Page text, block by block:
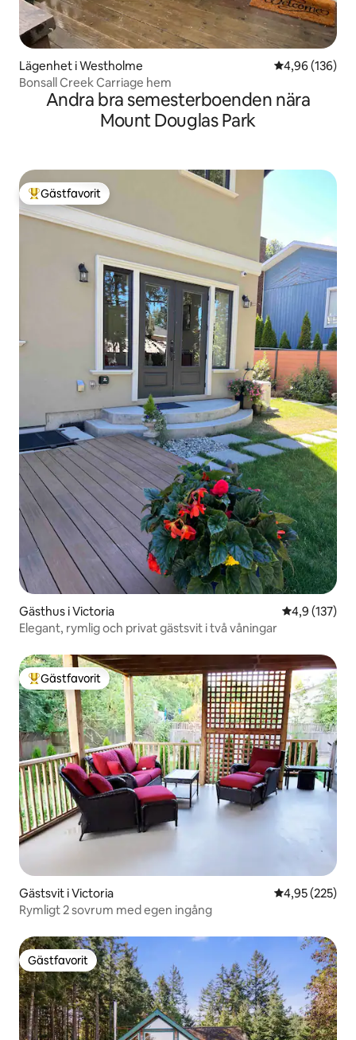
Lägenhet i Westholme 4,96 av 5 i
4,96 (136)
Bonsall Creek Carriage hem
Andra bra semesterboenden nära
Mount Douglas Park
Populär gästfavorit
Gästfavorit
Gästhus i Victoria 4,9 av 5 i
4,9 (137)
Elegant, rymlig och privat gästsvit i två våningar
Populär gästfavorit
Gästfavorit
Gästsvit i Victoria 4,95 av 5 i
4,95 (225)
Rymligt 2 sovrum med egen ingång
Gästfavorit
Gästfavorit